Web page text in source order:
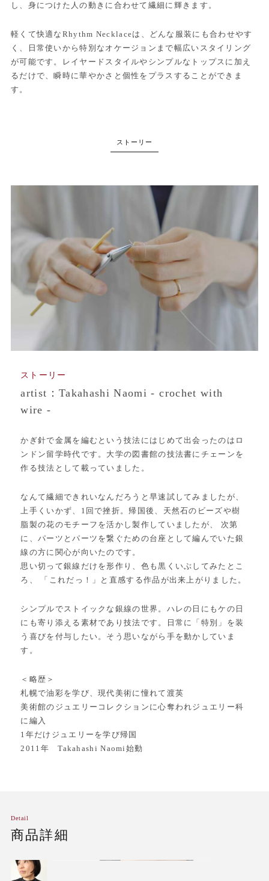
し、身につけた人の動きに合わせて繊細に輝きます。
軽くて快適なRhythm Necklaceは、どんな服装にも合わせやす
く、日常使いから特別なオケージョンまで幅広いスタイリング
が可能です。レイヤードスタイルやシンプルなトップスに加え
るだけで、瞬時に華やかさと個性をプラスすることができま
す。
ストーリー
artist：Takahashi Naomi - crochet with
wire -
ストーリー
かぎ針で金属を編むという技法にはじめて出会ったのはロ
ンドン留学時代です。大学の図書館の技法書にチェーンを
作る技法として載っていました。
なんて繊細できれいなんだろうと早速試してみましたが、
上手くいかず、1回で挫折。帰国後、天然石のビーズや樹
脂製の花のモチーフを活かし製作していましたが、 次第
に、パーツとパーツを繋ぐための台座として編んでいた銀
線の方に関心が向いたのです。
思い切って銀線だけを形作り、色も黒くいぶしてみたとこ
ろ、 「これだっ！」と直感する作品が出来上がりました。
シンプルでストイックな銀線の世界。ハレの日にもケの日
にも寄り添える素材であり技法です。日常に「特別」を装
う喜びを付与したい。そう思いながら手を動かしていま
す。
＜略歴＞
札幌で油彩を学び、現代美術に憧れて渡英
美術館のジュエリーコレクションに心奪われジュエリー科
に編入
1年だけジュエリーを学び帰国
2011年 Takahashi Naomi始動
商品詳細
Detail